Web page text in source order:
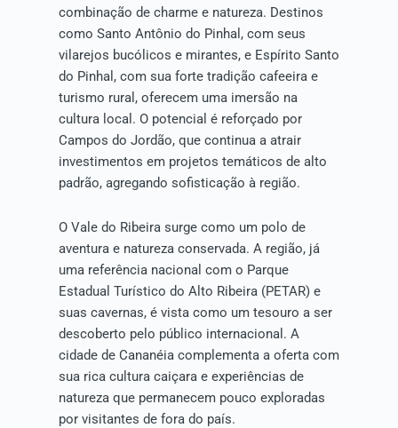
combinação de charme e natureza. Destinos
como Santo Antônio do Pinhal, com seus
vilarejos bucólicos e mirantes, e Espírito Santo
do Pinhal, com sua forte tradição cafeeira e
turismo rural, oferecem uma imersão na
cultura local. O potencial é reforçado por
Campos do Jordão, que continua a atrair
investimentos em projetos temáticos de alto
padrão, agregando sofisticação à região.
O Vale do Ribeira surge como um polo de
aventura e natureza conservada. A região, já
uma referência nacional com o Parque
Estadual Turístico do Alto Ribeira (PETAR) e
suas cavernas, é vista como um tesouro a ser
descoberto pelo público internacional. A
cidade de Cananéia complementa a oferta com
sua rica cultura caiçara e experiências de
natureza que permanecem pouco exploradas
por visitantes de fora do país.